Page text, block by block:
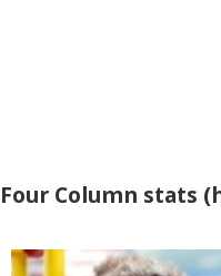
Four Column stats